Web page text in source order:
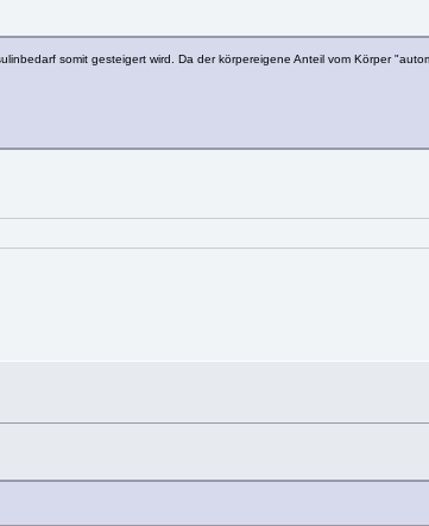
somit gesteigert wird. Da der körpereigene Anteil vom Körper